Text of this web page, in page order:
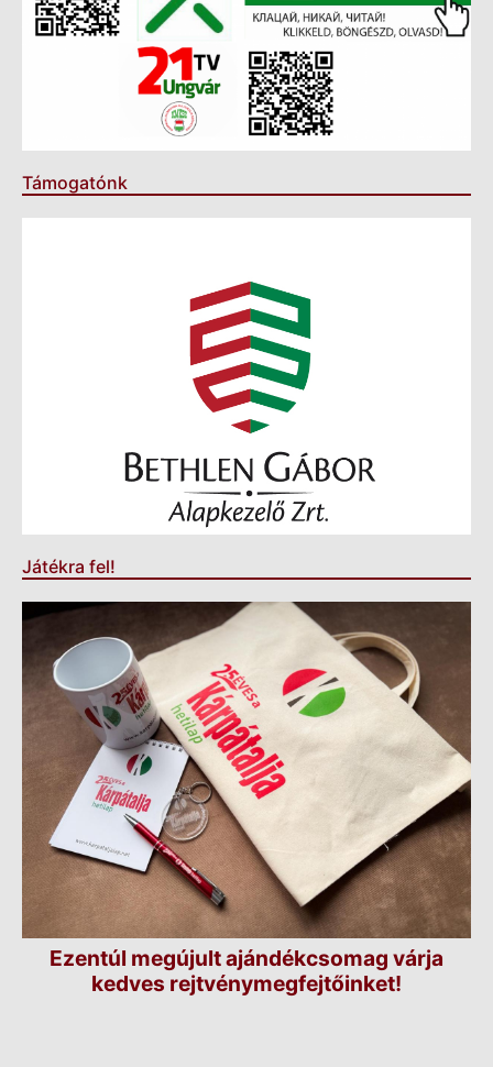
Támogatónk
Játékra fel!
Ezentúl megújult ajándékcsomag várja
kedves rejtvénymegfejtőinket!